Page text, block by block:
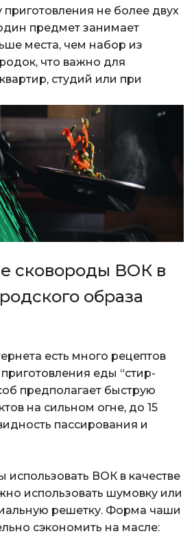
приготовления не более двух
предмет занимает
места, чем набор из
что важно для
студий или при
сковороды ВОК в
образа
есть много рецептов
еды “стир-
предполагает быструю
на сильном огне, до 15
пассирования и
использовать ВОК в качестве
использовать шумовку или
решетку. Форма чаши
сэкономить на масле: